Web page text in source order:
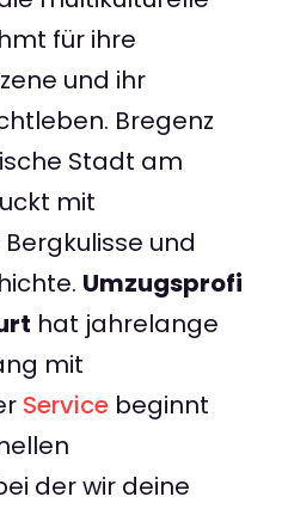
für ihre
und ihr
Bregenz
Stadt am
mit
und
Umzugsprofi
hat jahrelange
mit
Service beginnt
der wir deine